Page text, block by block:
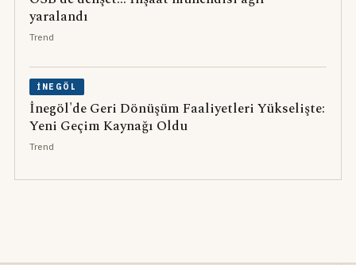
yaralandı
Trend
İNEGÖL
İnegöl'de Geri Dönüşüm Faaliyetleri Yükselişte:
Yeni Geçim Kaynağı Oldu
Trend